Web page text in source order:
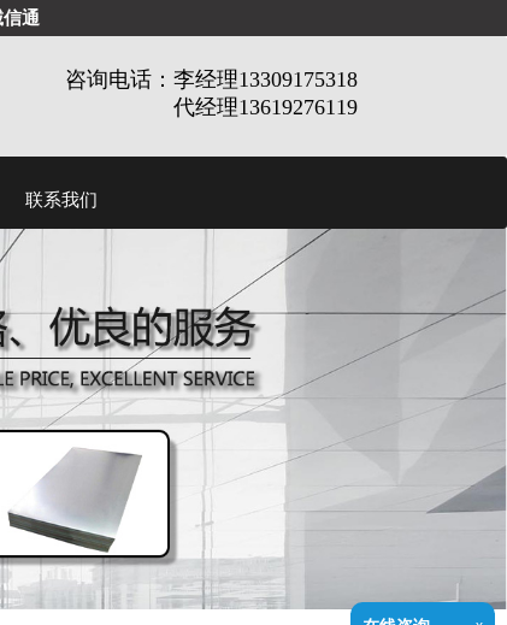
通
咨询电话：李经理13309175318
代经理13619276119
联系我们